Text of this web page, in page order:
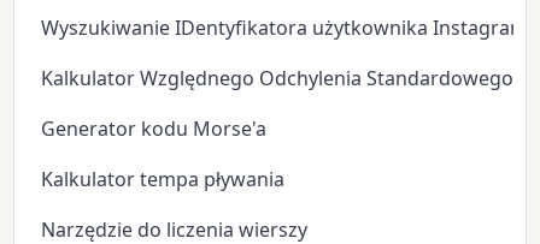
Wyszukiwanie IDentyfikatora użytkownika Instagram
Kalkulator Względnego Odchylenia Standardowego
Generator kodu Morse'a
Kalkulator tempa pływania
Narzędzie do liczenia wierszy